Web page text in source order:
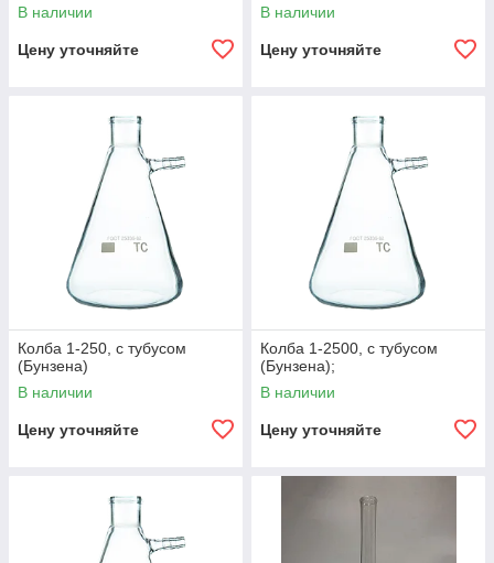
В наличии
Цену уточняйте
В наличии
Цену уточняйте
Колба 1-250, с тубусом
(Бунзена)
В наличии
Цену уточняйте
Колба 1-2500, с тубусом
(Бунзена);
В наличии
Цену уточняйте